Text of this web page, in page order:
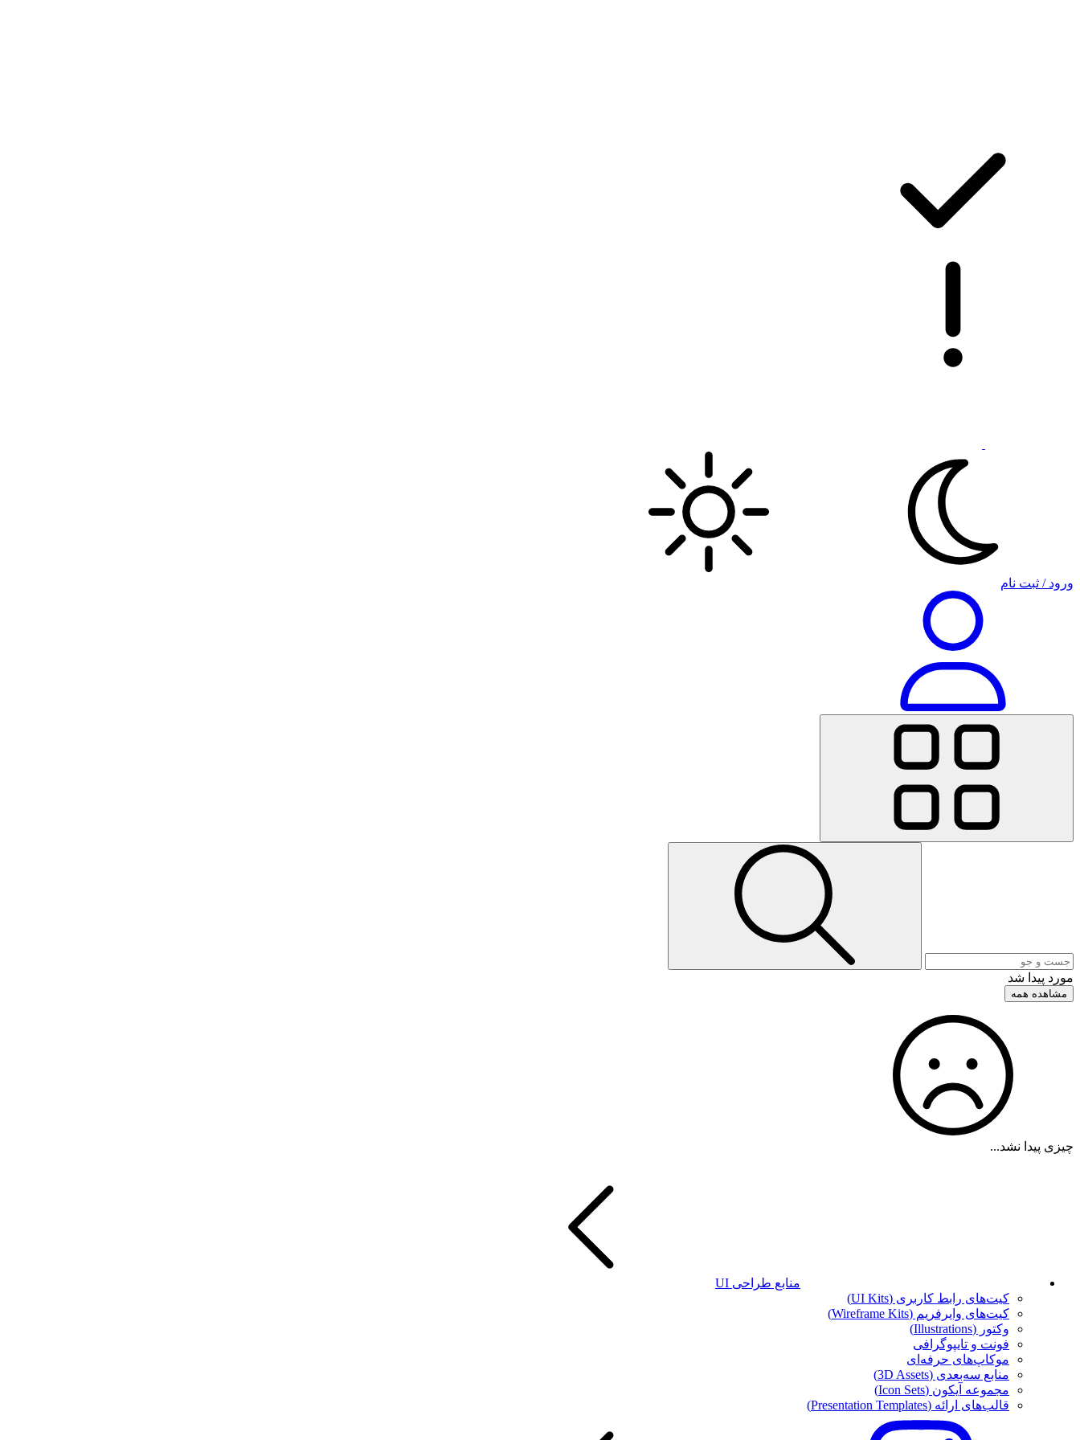
ورود / ثبت نام
مورد پیدا شد
مشاهده همه
چیزی پیدا نشد...
منابع طراحی UI
کیت‌های رابط کاربری (UI Kits)
کیت‌های وایرفریم (Wireframe Kits)
وکتور (Illustrations)
فونت‌ و تایپوگرافی
موکاپ‌های حرفه‌ای
منابع سه‌بعدی (3D Assets)
مجموعه آیکون‌ (Icon Sets)
قالب‌های ارائه (Presentation Templates)